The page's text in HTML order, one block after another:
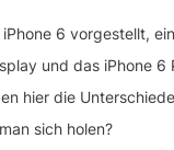
6 vorgestellt,
und das iPhone 6
hier die
sich holen?